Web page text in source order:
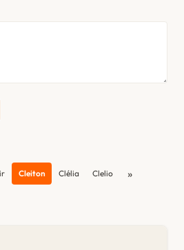
Cleiton Clélia Clelio »